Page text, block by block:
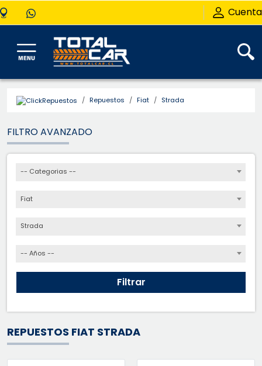
Cuenta
Repuestos Fiat Strada
FILTRO AVANZADO
-- Categorias --
Fiat
Strada
-- Años --
Filtrar
REPUESTOS FIAT STRADA